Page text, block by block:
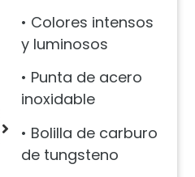
• Colores intensos
y luminosos
• Punta de acero
inoxidable
• Bolilla de carburo
de tungsteno